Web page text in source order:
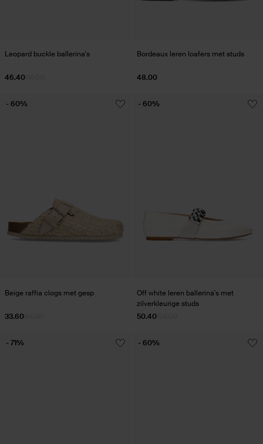
Leopard buckle ballerina's
46.40
Bordeaux leren loafers met studs
48.00
Beige raffia clogs met gesp
33.60
- 60%
Off white leren ballerina's met
zilverkleurige studs
50.40
- 60%
- 71% - 60%